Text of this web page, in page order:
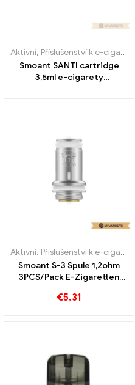
Aktivní, Příslušenství k e-cigaretám
Smoant SANTI cartridge
3,5ml e-cigarety
Aktivní, Příslušenství k e-cigaretám
Smoant S-3 Spule 1,2ohm
3PCS/Pack E-Zigaretten
€5.31